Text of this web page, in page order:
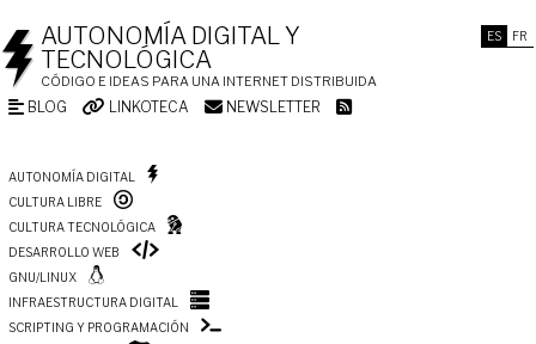
ES FR
AUTONOMÍA DIGITAL Y
TECNOLÓGICA
CÓDIGO E IDEAS PARA UNA INTERNET DISTRIBUIDA
BLOG LINKOTECA NEWSLETTER
AUTONOMÍA DIGITAL
CULTURA LIBRE
CULTURA TECNOLÓGICA
DESARROLLO WEB
GNU/LINUX
INFRAESTRUCTURA DIGITAL
SCRIPTING Y PROGRAMACIÓN